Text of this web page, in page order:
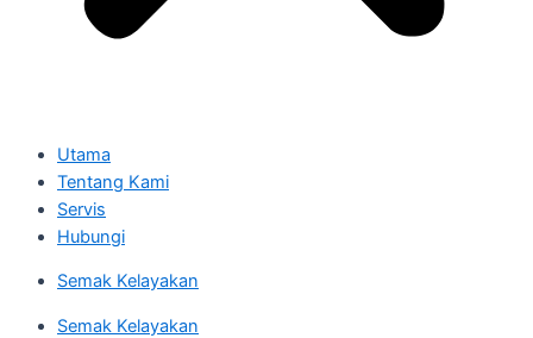
Utama
Tentang Kami
Servis
Hubungi
Semak Kelayakan
Semak Kelayakan